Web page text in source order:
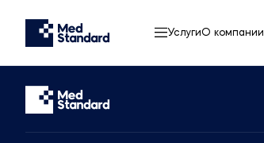
УслугиО компании